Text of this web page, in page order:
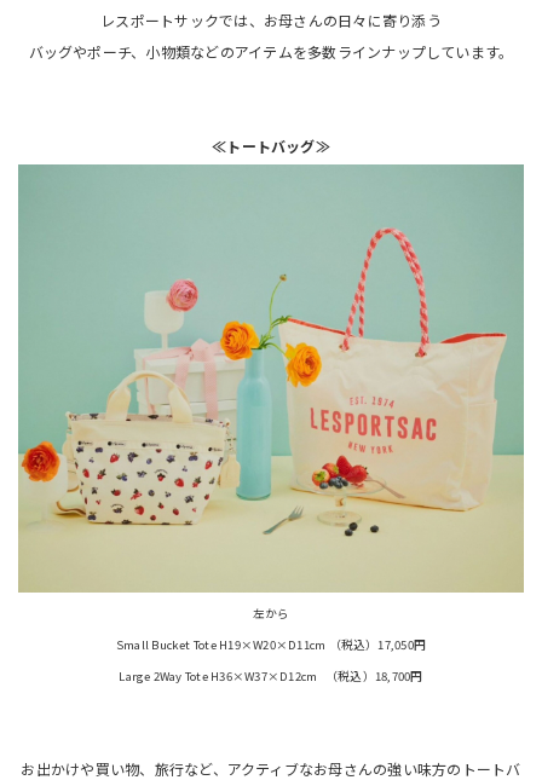
レスポートサックでは、お母さんの日々に寄り添う
バッグやポーチ、小物類などのアイテムを多数ラインナップしています。
≪トートバッグ≫
左から
Small Bucket Tote H19×W20×D11cm （税込）17,050円
Large 2Way Tote H36×W37×D12cm （税込）18,700円
お出かけや買い物、旅行など、アクティブなお母さんの強い味方のトートバ